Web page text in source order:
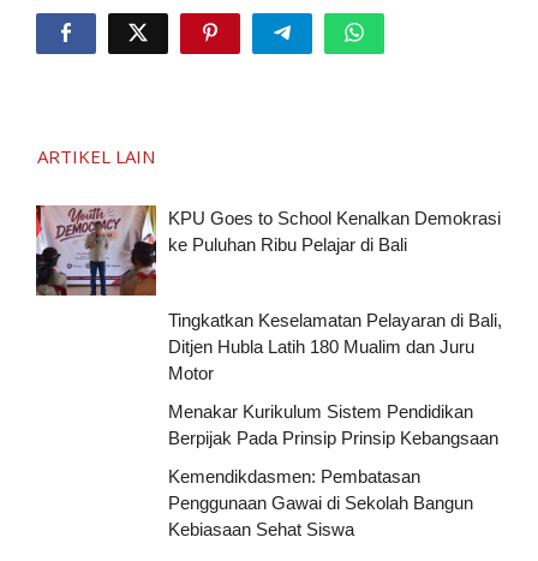
ARTIKEL LAIN
KPU Goes to School Kenalkan Demokrasi
ke Puluhan Ribu Pelajar di Bali
Tingkatkan Keselamatan Pelayaran di Bali,
Ditjen Hubla Latih 180 Mualim dan Juru
Motor
Menakar Kurikulum Sistem Pendidikan
Berpijak Pada Prinsip Prinsip Kebangsaan
Kemendikdasmen: Pembatasan
Penggunaan Gawai di Sekolah Bangun
Kebiasaan Sehat Siswa